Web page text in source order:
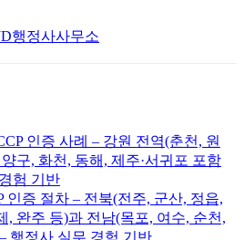
인증 사례 – 강원 전역(춘천, 원
구, 화천, 동해, 제주·서귀포 포함
험 기반
인증 절차 – 전북(전주, 군산, 정읍,
, 완주 등)과 전남(목포, 여수, 순천,
행정사 실무 경험 기반